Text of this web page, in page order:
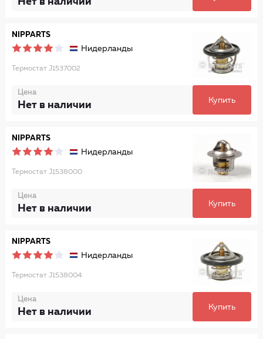
NIPPARTS
Нидерланды
Термостат J1537002
Цена
Нет в наличии Купить
NIPPARTS
Нидерланды
Термостат J1538000
Цена
Нет в наличии Купить
NIPPARTS
Нидерланды
Термостат J1538004
Цена
Нет в наличии Купить